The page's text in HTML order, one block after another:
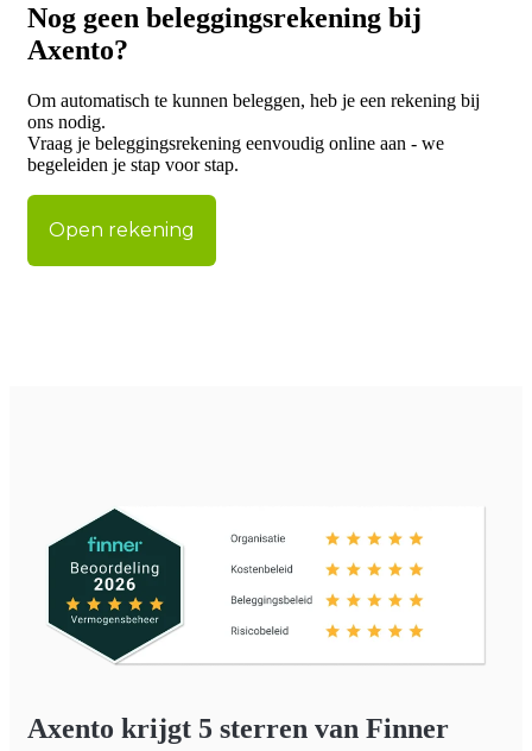
Nog geen beleggingsrekening bij
Axento?
Om automatisch te kunnen beleggen, heb je een rekening bij
ons nodig.
Vraag je beleggingsrekening eenvoudig online aan - we
begeleiden je stap voor stap.
Open rekening
Axento krijgt 5 sterren van Finner